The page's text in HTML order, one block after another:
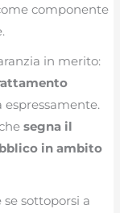
componente
in merito:
espressamente.
segna il
in ambito
sottoporsi a